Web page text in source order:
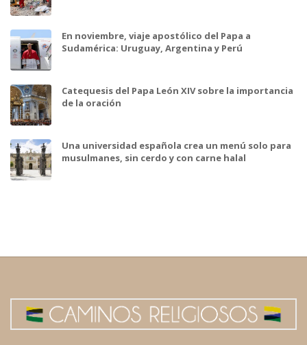
En noviembre, viaje apostólico del Papa a
Sudamérica: Uruguay, Argentina y Perú
Catequesis del Papa León XIV sobre la importancia
de la oración
Una universidad española crea un menú solo para
musulmanes, sin cerdo y con carne halal